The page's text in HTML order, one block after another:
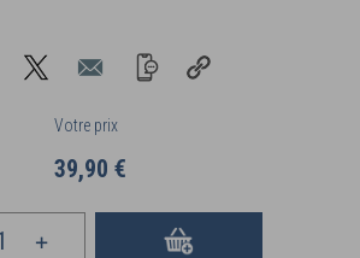
Votre prix
39,90 €